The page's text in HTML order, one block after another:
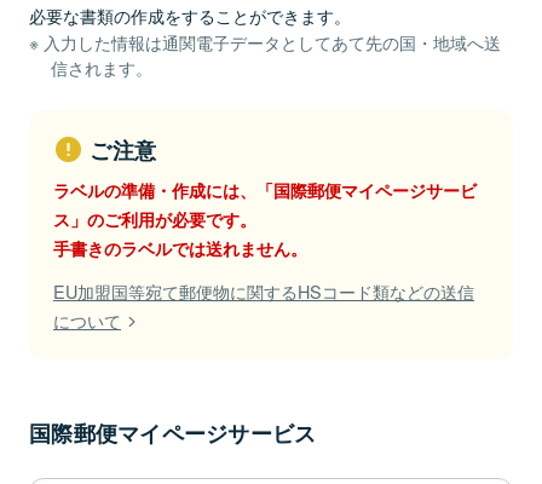
必要な書類の作成をすることができます。
入力した情報は通関電子データとしてあて先の国・地域へ送
信されます。
ご注意
ラベルの準備・作成には、「国際郵便マイページサービ
ス」のご利用が必要です。
手書きのラベルでは送れません。
EU加盟国等宛て郵便物に関するHSコード類などの送信
について
国際郵便マイページサービス